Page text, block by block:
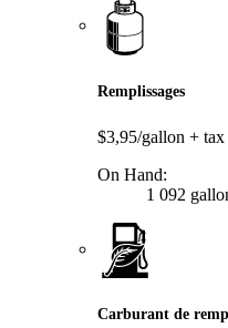
Remplissages
$3,95/gallon + tax
On Hand:
1 092
Carburant de